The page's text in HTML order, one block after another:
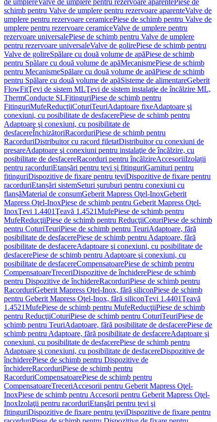
de umplereValve de umplere pentru rezervoare aparentePiese de
schimb pentru Valve de umplere pentru rezervoare aparenteValve de
umplere pentru rezervoare ceramicePiese de schimb pentru Valve de
umplere pentru rezervoare ceramiceValve de umplere pentru
rezervoare universalePiese de schimb pentru Valve de umplere
pentru rezervoare universaleValve de golirePiese de schimb pentru
Valve de golireSpălare cu două volume de apăPiese de schimb
pentru Spălare cu două volume de apăMecanismePiese de schimb
pentru MecanismeSpălare cu două volume de apăPiese de schimb
pentru Spălare cu două volume de apăSisteme de alimentareGeberit
FlowFitŢevi de sistem MLŢevi de sistem instalaţie de încălzire ML,
ThermConducte SLFitinguriPiese de schimb pentru
FitinguriMufeReducţiiCoturiTeuriAdaptoare fixeAdaptoare şi
conexiuni, cu posibilitate de desfacerePiese de schimb pentru
Adaptoare şi conexiuni, cu posibilitate de
desfacereÎnchizătoriRacorduriPiese de schimb pentru
RacorduriDistribuitor cu racord filetatDistribuitor cu conexiuni de
presareAdaptoare şi conexiuni pentru instalaţie de încălzire, cu
posibilitate de desfacereRacorduri pentru încălzireAccesoriiIzolații
pentru racorduriEtanșări pentru țevi și fitinguriGarnituri pentru
fitinguriDispozitive de fixare pentru țeviDispozitive de fixare pentru
racorduriEtanșări sistemSeturi șuruburi pentru conexiuni cu
flanșăMaterial de consumGeberit Mapress Oţel-InoxGeberit
Mapress Oţel-InoxPiese de schimb pentru Geberit Mapress Oţel-
InoxŢevi 1.4401Ţeavă 1.4521MufePiese de schimb pentru
MufeReducţiiPiese de schimb pentru ReducţiiCoturiPiese de schimb
pentru CoturiTeuriPiese de schimb pentru TeuriAdaptoare, fără
posibilitate de desfacerePiese de schimb pentru Adaptoare, fără
posibilitate de desfacereAdaptoare şi conexiuni, cu posibilitate de
desfacerePiese de schimb pentru Adaptoare şi conexiuni, cu
posibilitate de desfacereCompensatoarePiese de schimb pentru
CompensatoareTreceriDispozitive de închiderePiese de schimb
pentru Dispozitive de închidereRacorduriPiese de schimb pentru
RacorduriGeberit Mapress Oţel-Inox, fără siliconPiese de schimb
pentru Geberit Mapress Oţel-Inox, fără siliconŢevi 1.4401Ţeavă
1.4521MufePiese de schimb pentru MufeReducţiiPiese de schimb
pentru ReducţiiCoturiPiese de schimb pentru CoturiTeuriPiese de
schimb pentru TeuriAdaptoare, fără posibilitate de desfacerePiese de
schimb pentru Adaptoare, fără posibilitate de desfacereAdaptoare şi
conexiuni, cu posibilitate de desfacerePiese de schimb pentru
Adaptoare şi conexiuni, cu posibilitate de desfacereDispozitive de
închiderePiese de schimb pentru Dispozitive de
închidereRacorduriPiese de schimb pentru
RacorduriCompensatoarePiese de schimb pentru
CompensatoareTreceriAccesorii pentru Geberit Mapress Oţel-
InoxPiese de schimb pentru Accesorii pentru Geberit Mapress Oţel-
InoxIzolaţii pentru racorduriEtanşări pentru ţevi şi
fitinguriDispozitive de fixare pentru ţeviDispozitive de fixare pentru